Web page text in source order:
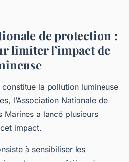
de protection :
limiter l’impact de
la pollution lumineuse
l’Association Nationale de
Marines a lancé plusieurs
impact.
à sensibiliser les